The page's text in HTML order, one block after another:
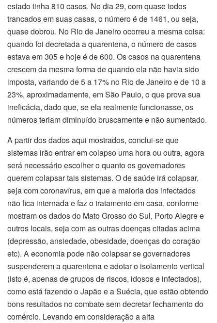
estado tinha 810 casos. No dia 29, com quase todos
trancados em suas casas, o número é de 1461, ou seja,
quase dobrou. No Rio de Janeiro ocorreu a mesma coisa:
quando foi decretada a quarentena, o número de casos
estava em 305 e hoje é de 600. Os casos na quarentena
crescem da mesma forma de quando ela não havia sido
imposta, variando de 5 a 17% no Rio de Janeiro e de 10 a
23%, aproximadamente, em São Paulo, o que prova sua
ineficácia, dado que, se ela realmente funcionasse, os
números teriam diminuído bruscamente e não aumentado.
A partir dos dados aqui mostrados, conclui-se que
sistemas irão entrar em colapso uma hora ou outra, agora
será necessário escolher o quanto os governadores
querem colapsar tais sistemas. O de saúde irá colapsar,
seja com coronavírus, em que a maioria dos infectados
não fica internada e faz o tratamento em casa, conforme
mostram os dados do Mato Grosso do Sul, Porto Alegre e
outros locais, seja com as outras doenças citadas acima
(depressão, ansiedade, obesidade, doenças do coração
etc). A economia pode não colapsar se governadores
suspenderem a quarentena e adotar o isolamento vertical
(isto é, apenas de grupos de riscos, idosos e infectados),
como está fazendo o Japão e a Suécia, que estão obtendo
bons resultados no combate sem decretar fechamento do
comércio. Levando em consideração a alta